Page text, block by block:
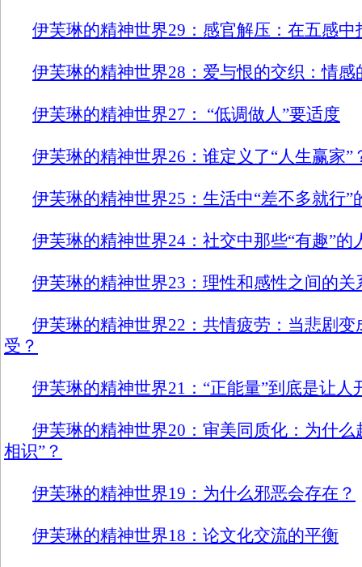
伊芙琳的精神世界29：感官解压：在五感中
伊芙琳的精神世界28：爱与恨的交织：情感
伊芙琳的精神世界27： “低调做人”要适度
伊芙琳的精神世界26：谁定义了“人生赢家”
伊芙琳的精神世界25：生活中“差不多就行”
伊芙琳的精神世界24：社交中那些“有趣”的
伊芙琳的精神世界23：理性和感性之间的关
伊芙琳的精神世界22：共情疲劳：当悲剧
受？
伊芙琳的精神世界21：“正能量”到底是让
伊芙琳的精神世界20：审美同质化：为什
相识”？
伊芙琳的精神世界19：为什么邪恶会存在？
伊芙琳的精神世界18：论文化交流的平衡